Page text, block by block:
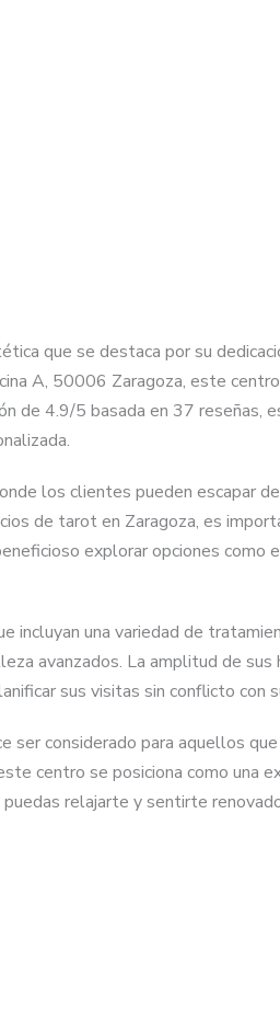
que se destaca por su
A, 50006 Zaragoza, este
de 4.9/5 basada en 37 reseñas,
los clientes pueden escapar
de tarot en Zaragoza, es
explorar opciones como
incluyan una variedad de
avanzados. La amplitud de
sus visitas sin conflicto con
considerado para aquellos
centro se posiciona como una
relajarte y sentirte